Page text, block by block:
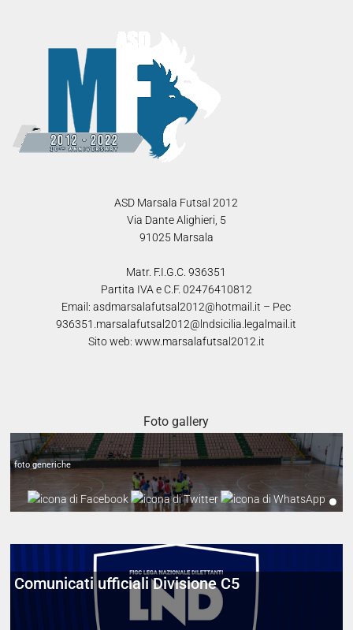
ASD Marsala Futsal 2012
Via Dante Alighieri, 5
91025 Marsala
Matr. F.I.G.C. 936351
Partita IVA e C.F. 02476410812
Email: asdmarsalafutsal2012@hotmail.it – Pec
936351.marsalafutsal2012@lndsicilia.legalmail.it
Sito web: www.marsalafutsal2012.it
Foto gallery
Alcuni scatti preparazione stag.2024-2025
foto generiche
Comunicati ufficiali Divisione C5